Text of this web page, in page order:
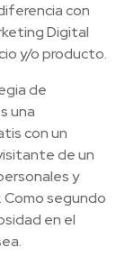
con
Digital
y/o producto.
de
una
con un
de un
y
Como segundo
en el